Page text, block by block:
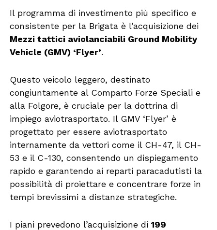
Il programma di investimento più specifico e
consistente per la Brigata è l’acquisizione dei
Mezzi tattici aviolanciabili Ground Mobility
Vehicle (GMV) ‘Flyer’.
Questo veicolo leggero, destinato
congiuntamente al Comparto Forze Speciali e
alla Folgore, è cruciale per la dottrina di
impiego aviotrasportato. Il GMV ‘Flyer’ è
progettato per essere aviotrasportato
internamente da vettori come il CH-47, il CH-
53 e il C-130, consentendo un dispiegamento
rapido e garantendo ai reparti paracadutisti la
possibilità di proiettare e concentrare forze in
tempi brevissimi a distanze strategiche.
I piani prevedono l’acquisizione di 199